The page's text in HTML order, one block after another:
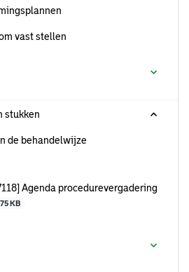
vast stellen
stukken
de behandelwijze
Agenda procedurevergadering
75 KB